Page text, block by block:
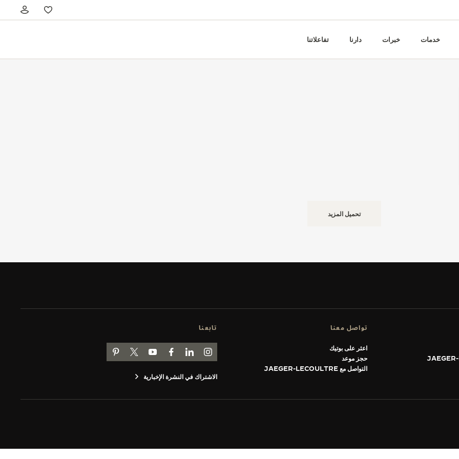
خدمات خبرات دارنا تفاعلاتنا
تحميل المزيد
تواصل معنا
اعثر على بوتيك
حجز موعد
التواصل مع JAEGER-LECOULTRE
تابعنا
انتقل إلى صفحة JAEGER-LECOULTRE على INSTAGRAMانتقل إلى صفحة JAEGER-LECOULTRE LINKEDIN
اذهب إلى صفحة JAEGER-LECOULTRE على FACEBOOK
انتقل إلى صفحة JAEGER-LECOULTRE على YOUTUBE
اذهب إلى صفحة جيجر لوكولتر على تويتر
اذهب إلى صفحة JAEGER-LECOULTRE PINTEREST
الاشتراك في النشرة الإخبارية